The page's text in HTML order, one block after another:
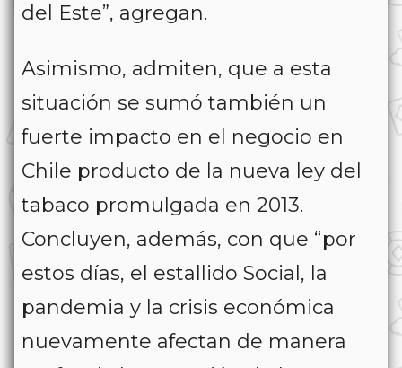
del Este”, agregan.
Asimismo, admiten, que a esta
situación se sumó también un
fuerte impacto en el negocio en
Chile producto de la nueva ley del
tabaco promulgada en 2013.
Concluyen, además, con que “por
estos días, el estallido Social, la
pandemia y la crisis económica
nuevamente afectan de manera